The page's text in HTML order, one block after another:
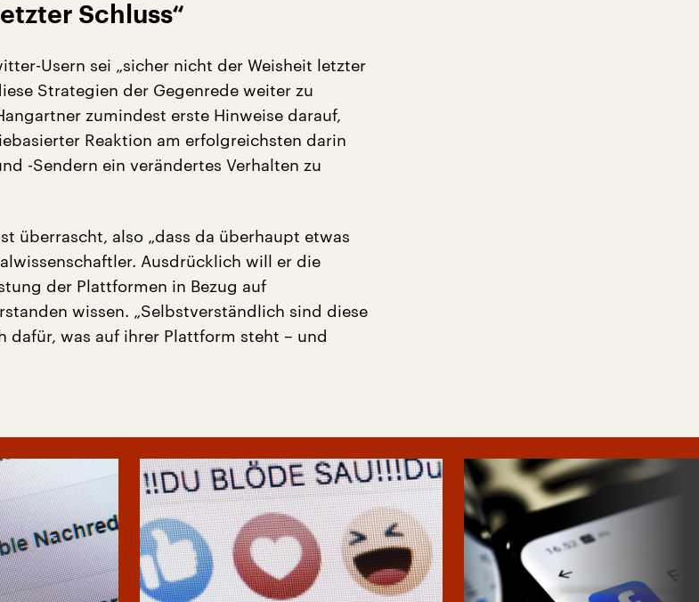
Schluss“
Usern sei „sicher nicht der Weisheit letzter
Strategien der Gegenrede weiter zu
zumindest erste Hinweise darauf,
Reaktion am erfolgreichsten darin
-Sendern ein verändertes Verhalten zu
überrascht, also „dass da überhaupt etwas
Ausdrücklich will er die
der Plattformen in Bezug auf
wissen. „Selbstverständlich sind diese
dafür, was auf ihrer Plattform steht – und